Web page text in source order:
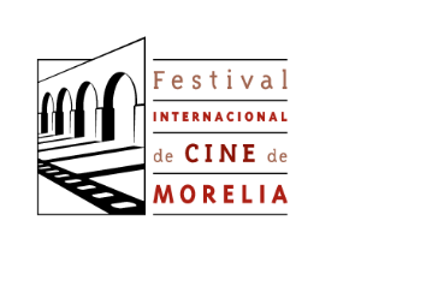
contenido
principal